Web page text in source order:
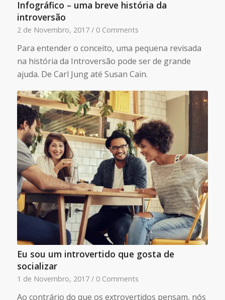
Infográfico – uma breve história da
introversão
2 de Novembro, 2017 / 0 Comments
Para entender o conceito, uma pequena revisada
na história da Introversão pode ser de grande
ajuda. De Carl Jung até Susan Cain.
Eu sou um introvertido que gosta de
socializar
1 de Novembro, 2017 / 0 Comments
Ao contrário do que os extrovertidos pensam, nós